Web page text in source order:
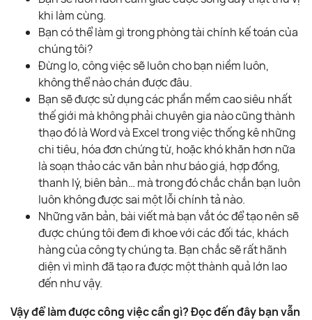
khi làm cùng.
Bạn có thể làm gì trong phòng tài chính kế toán của
chúng tôi?
Đừng lo, công việc sẽ luôn cho bạn niềm luôn,
không thể nào chán được đâu.
Bạn sẽ được sử dụng các phần mềm cao siêu nhất
thế giới mà không phải chuyên gia nào cũng thành
thạo đó là Word và Excel trong việc thống kê những
chi tiêu, hóa đơn chứng từ, hoặc khó khăn hơn nữa
là soạn thảo các văn bản như báo giá, hợp đồng,
thanh lý, biên bản… mà trong đó chắc chắn bạn luôn
luôn không được sai một lỗi chính tả nào.
Những văn bản, bài viết mà bạn vắt óc để tạo nên sẽ
được chúng tôi đem đi khoe với các đối tác, khách
hàng của công ty chúng ta. Bạn chắc sẽ rất hãnh
diện vì mình đã tạo ra được một thành quả lớn lao
đến như vậy.
Vậy để làm được công việc cần gì? Đọc đến đây bạn vẫn